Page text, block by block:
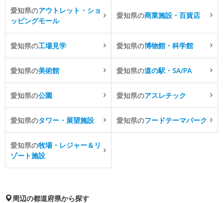
愛知県のアウトレット・ショ
ッピングモール
愛知県の商業施設・百貨店
愛知県の工場見学 愛知県の博物館・科学館
愛知県の美術館 愛知県の道の駅・SA/PA
愛知県の公園 愛知県のアスレチック
愛知県のタワー・展望施設 愛知県のフードテーマパーク
愛知県の牧場・レジャー＆リ
ゾート施設
周辺の都道府県から探す